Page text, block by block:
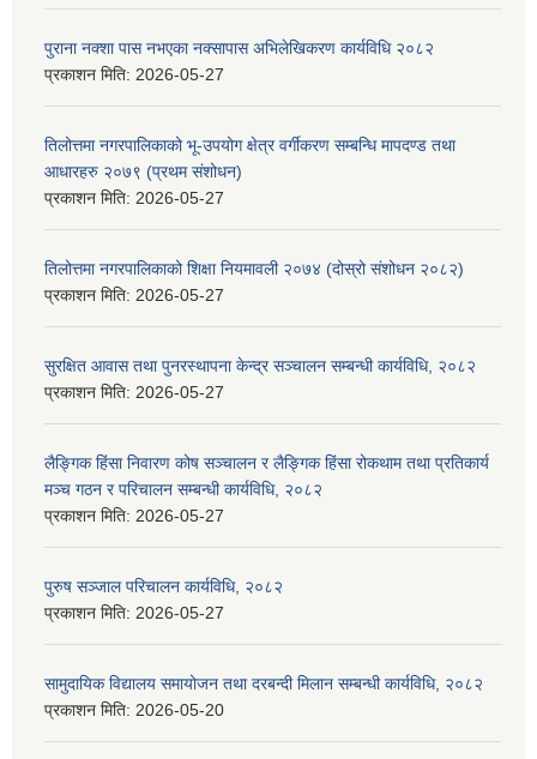
पुराना नक्शा पास नभएका नक्सापास अभिलेखिकरण कार्यविधि २०८२
प्रकाशन मिति: 2026-05-27
तिलोत्तमा नगरपालिकाको भू-उपयोग क्षेत्र वर्गीकरण सम्बन्धि मापदण्ड तथा
आधारहरु २०७९ (प्रथम संशोधन)
प्रकाशन मिति: 2026-05-27
तिलोत्तमा नगरपालिकाको शिक्षा नियमावली २०७४ (दोस्रो संशोधन २०८२)
प्रकाशन मिति: 2026-05-27
सुरक्षित आवास तथा पुनरस्थापना केन्द्र सञ्चालन सम्बन्धी कार्यविधि, २०८२
प्रकाशन मिति: 2026-05-27
लैङ्गिक हिंसा निवारण कोष सञ्चालन र लैङ्गिक हिंसा रोकथाम तथा प्रतिकार्य
मञ्च गठन र परिचालन सम्बन्धी कार्यविधि, २०८२
प्रकाशन मिति: 2026-05-27
पुरुष सञ्जाल परिचालन कार्यविधि, २०८२
प्रकाशन मिति: 2026-05-27
सामुदायिक विद्यालय समायोजन तथा दरबन्दी मिलान सम्बन्धी कार्यविधि, २०८२
प्रकाशन मिति: 2026-05-20